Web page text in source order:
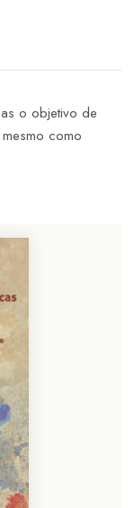
o objetivo de
como